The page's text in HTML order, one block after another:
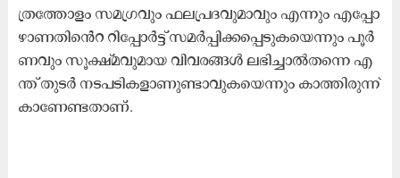
ത്ര​ത്തോ​ളം സ​മ​ഗ്ര​വും ഫ​ല​പ്ര​ദ​വു​മാ​വും എ​ന്നും എ​പ്പോ​
ഴാ​ണ​തി​െ​ൻ​റ റി​പ്പോ​ർ​ട്ട്​ സ​മ​ർ​പ്പി​ക്ക​പ്പെ​ടു​ക​യെ​ന്നും പൂ​ർ​
ണ​വും സൂ​ക്ഷ്​​മ​വു​മാ​യ വി​വ​ര​ങ്ങ​ൾ ല​ഭി​ച്ചാ​ൽത​ന്നെ എ​
ന്ത്​ തു​ട​ർ ന​ട​പ​ടി​ക​ളാ​ണു​ണ്ടാ​വു​ക​യെ​ന്നും കാ​ത്തി​രു​ന്ന്​
കാ​ണേ​ണ്ട​താ​ണ്.